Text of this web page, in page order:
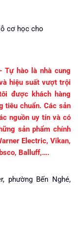
cơ học cho
Tự hào là nhà cung
hiệu suất vượt trội
được khách hàng
tiêu chuẩn. Các sản
nguồn uy tín và có
sản phẩm chính
Electric, Vikan,
Balluff,….
phường Bến Nghé,